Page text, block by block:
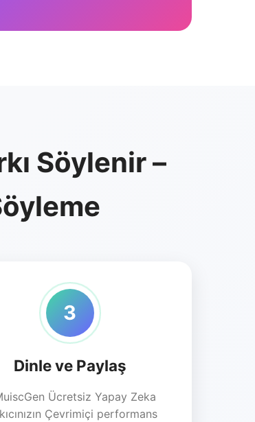
Söylenir –
3
Dinle ve Paylaş
Ücretsiz Yapay Zeka
Çevrimiçi performans